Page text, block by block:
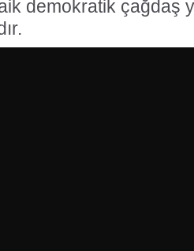
demokratik çağdaş